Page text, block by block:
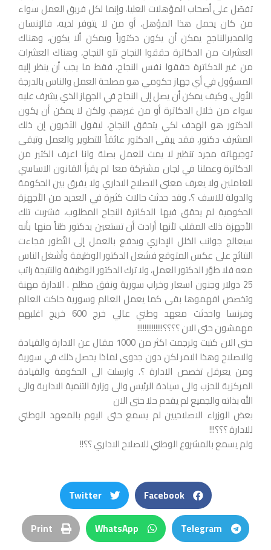
تفصّل على أصحاب المؤهلات العليا، وإنما لكل فريق العمل سواء
من كان يحمل هذا المؤهل، أو من لا يتوفر لديه، فالإنسان
والمديرالناجح يمكن أن يكون دكتوراً ويمكن ألا يكون، وهناك
العشرات من الدكاترة حققوا النجاح تلو النجاح، وهناك العشرات
من غير الدكاترة حققوا نفس النجاح، فقط ما يجب أن ينظر إليه
المسؤول في أي جهاز حكومي هو مصلحة العمل والناس بالدرجة
الأولى، وكيف يمكن أن يصل إلى النجاح في الجهاز الذي يشرف عليه
سواء من خلال الدكاترة أو من غيرهم، ولكن لا يمكن أن يكون
الدكتور هو الهدف لكي يتحقق النجاح، ليقول الآخرون إن ذلك
المشرف دكتور، فقد يبقى الدكتور عائقاً للتطوير والعمل وتبقى
توجيهاته مجرد تنظير لا يمت للعمل بصلة وانا اعرف الكثير من
الدكاترة وعملنا في لجان مشتركة معا لم يقرأ القانون الاساسي
للعاملين ولا يعرف معنى الاصلاح الاداري ولا يفرق بين الحكومة
والدولة للاسف ؟، وقد حدثت حالات كثيرة في العديد من الأجهزة
الحكومية لم يحقق فيها الدكاترة النجاح المطلوب، فشربت تلك
الأجهزة ذلك المقلب لأنها أرادت أن تستعين بدكتور ظناً منها بأنه
سيعالج جوانب الخلل الإداري ويدفع بالعمل إلى التّطور فجاءت
النتائج على عكس المتوقع فشغل الدكتور الوظيفة وأشغل الناس
معه فلا طوَّر الدكتور العمل، ولا ترك الدكتور الوظيفة والنتيجة راتب
25 دولار وجنون اسعار وخراب سورية ونفق مظلم . الادارة مهنة
وتخصص افهموها بقى كما يعمل العالم وسورية حاكت العالم
وفرنسا واحدثت معهد وطني عالي خرج 600 خريج اغلبهم
مهمشون حتى الان ؟؟؟؟!!!!!!!!!!!!!!
حتى الان كتبت وترجمت اكثر من 1000 مقال عن الادارة والقيادة
والاصلاح وهذا الامر لكن دون جدوى لماذا يحصل ذلك في سورية
ومن يعرقل تخصص الادارة ؟. وارسلت الى الحكومة والقيادة
المركزية للحزب والى سيادة الرئيس والى وزارة التنمية الادارية والى
الله بذاته والجميع لم يقدم حلا حتى الان
بعض الوزراء الاصلاحيين لم يسمع حتى اليوم بالمعهد الوطني
للادارة ؟؟؟!!!
ولم يسمع بالمشروع الوطني للاصلاح الاداري ؟؟!!
Facebook
Twitter
Telegram
WhatsApp
Print